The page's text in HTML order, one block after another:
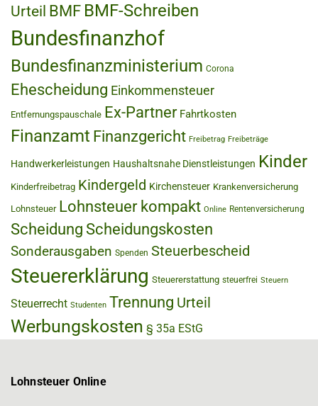
Urteil BMF BMF-Schreiben
Bundesfinanzhof
Bundesfinanzministerium Corona
Ehescheidung Einkommensteuer
Entfernungspauschale Ex-Partner Fahrtkosten
Finanzamt Finanzgericht Freibetrag Freibeträge
Handwerkerleistungen Haushaltsnahe Dienstleistungen Kinder
Kinderfreibetrag Kindergeld Kirchensteuer Krankenversicherung
Lohnsteuer Lohnsteuer kompakt Online Rentenversicherung
Scheidung Scheidungskosten
Sonderausgaben Spenden Steuerbescheid
Steuererklärung Steuererstattung steuerfrei Steuern
Steuerrecht Studenten Trennung Urteil
Werbungskosten § 35a EStG
Lohnsteuer Online